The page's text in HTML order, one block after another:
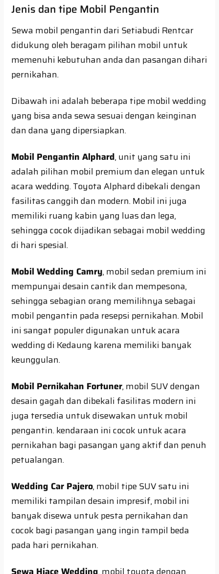
Jenis dan tipe Mobil Pengantin
Sewa mobil pengantin dari Setiabudi Rentcar
didukung oleh beragam pilihan mobil untuk
memenuhi kebutuhan anda dan pasangan dihari
pernikahan.
Dibawah ini adalah beberapa tipe mobil wedding
yang bisa anda sewa sesuai dengan keinginan
dan dana yang dipersiapkan.
Mobil Pengantin Alphard, unit yang satu ini
adalah pilihan mobil premium dan elegan untuk
acara wedding. Toyota Alphard dibekali dengan
fasilitas canggih dan modern. Mobil ini juga
memiliki ruang kabin yang luas dan lega,
sehingga cocok dijadikan sebagai mobil wedding
di hari spesial.
Mobil Wedding Camry, mobil sedan premium ini
mempunyai desain cantik dan mempesona,
sehingga sebagian orang memilihnya sebagai
mobil pengantin pada resepsi pernikahan. Mobil
ini sangat populer digunakan untuk acara
wedding di Kedaung karena memiliki banyak
keunggulan.
Mobil Pernikahan Fortuner, mobil SUV dengan
desain gagah dan dibekali fasilitas modern ini
juga tersedia untuk disewakan untuk mobil
pengantin. kendaraan ini cocok untuk acara
pernikahan bagi pasangan yang aktif dan penuh
petualangan.
Wedding Car Pajero, mobil tipe SUV satu ini
memiliki tampilan desain impresif, mobil ini
banyak disewa untuk pesta pernikahan dan
cocok bagi pasangan yang ingin tampil beda
pada hari pernikahan.